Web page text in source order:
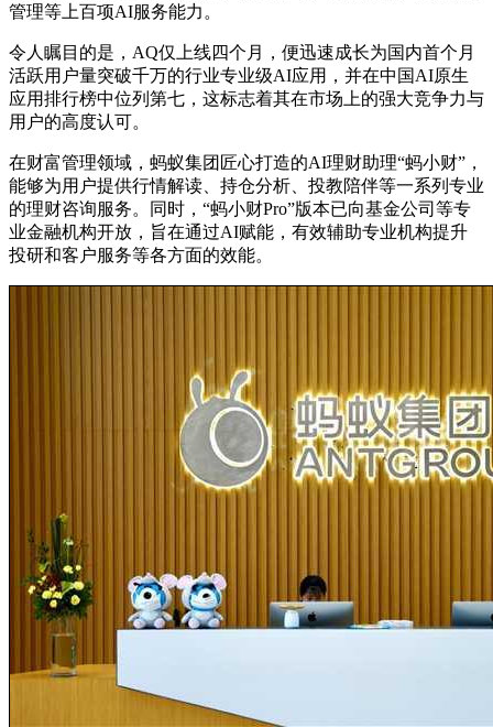
管理等上百项AI服务能力。
令人瞩目的是，AQ仅上线四个月，便迅速成长为国内首个月
活跃用户量突破千万的行业专业级AI应用，并在中国AI原生
应用排行榜中位列第七，这标志着其在市场上的强大竞争力与
用户的高度认可。
在财富管理领域，蚂蚁集团匠心打造的AI理财助理“蚂小财”，
能够为用户提供行情解读、持仓分析、投教陪伴等一系列专业
的理财咨询服务。同时，“蚂小财Pro”版本已向基金公司等专
业金融机构开放，旨在通过AI赋能，有效辅助专业机构提升
投研和客户服务等各方面的效能。